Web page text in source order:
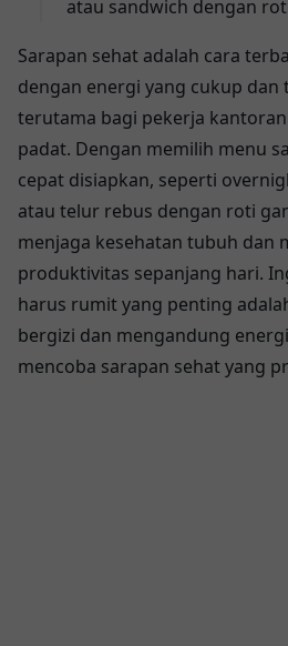
atau sandwich dengan
Sarapan sehat adalah cara
dengan energi yang cukup dan
terutama bagi pekerja
padat. Dengan memilih menu
cepat disiapkan, seperti
atau telur rebus dengan roti
menjaga kesehatan tubuh dan
produktivitas sepanjang hari.
harus rumit yang penting
bergizi dan mengandung
mencoba sarapan sehat yang